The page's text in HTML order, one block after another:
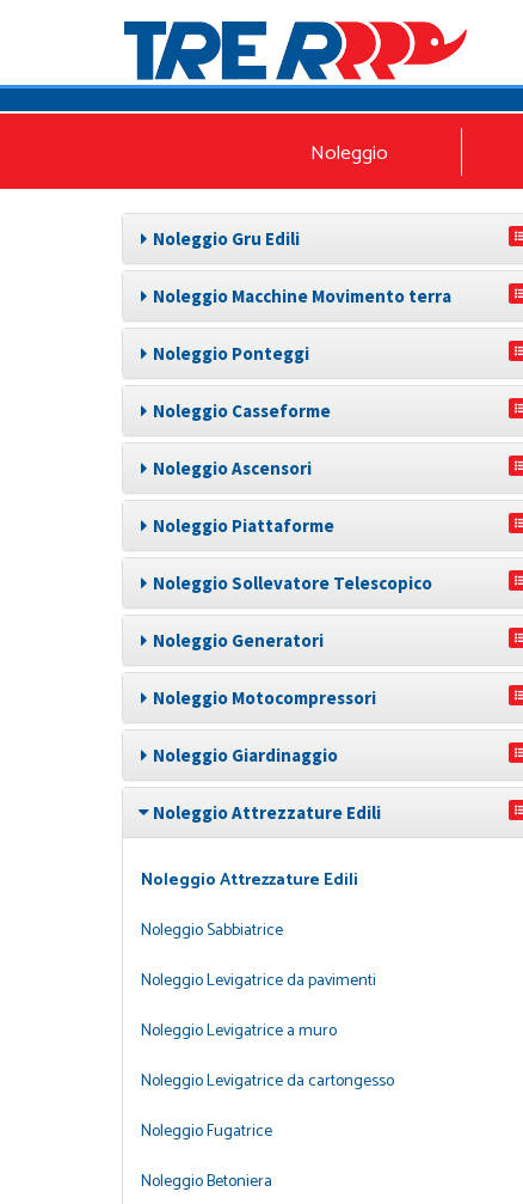
Noleggio
Noleggio Gru Edili
Noleggio Macchine Movimento terra
Noleggio Ponteggi
Noleggio Casseforme
Noleggio Ascensori
Noleggio Piattaforme
Noleggio Sollevatore Telescopico
Noleggio Generatori
Noleggio Motocompressori
Noleggio Giardinaggio
Noleggio Attrezzature Edili
Noleggio Attrezzature Edili
Noleggio Sabbiatrice
Noleggio Levigatrice da pavimenti
Noleggio Levigatrice a muro
Noleggio Levigatrice da cartongesso
Noleggio Fugatrice
Noleggio Betoniera